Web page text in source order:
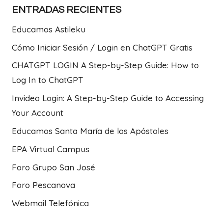
ENTRADAS RECIENTES
Educamos Astileku
Cómo Iniciar Sesión / Login en ChatGPT Gratis
CHATGPT LOGIN A Step-by-Step Guide: How to
Log In to ChatGPT
Invideo Login: A Step-by-Step Guide to Accessing
Your Account
Educamos Santa María de los Apóstoles
EPA Virtual Campus
Foro Grupo San José
Foro Pescanova
Webmail Telefónica